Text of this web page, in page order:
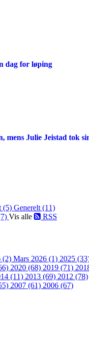
dag for løping
mens Julie Jeistad tok
(5) Generelt (11)
Vis alle RSS
(2) Mars 2026 (1) 2025
2020 (68) 2019 (71)
(11) 2013 (69) 2012 (78)
2007 (61) 2006 (67)